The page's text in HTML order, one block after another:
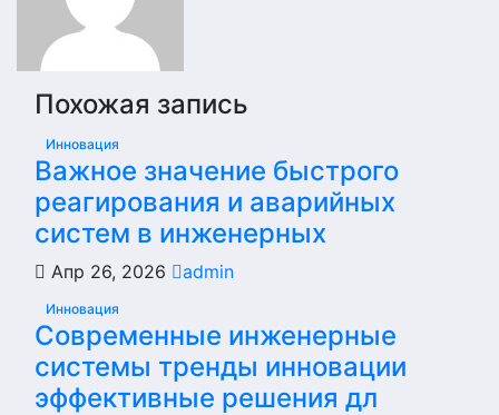
Похожая запись
Инновация
Важное значение быстрого
реагирования и аварийных
систем в инженерных
Апр 26, 2026 admin
Инновация
Современные инженерные
системы тренды инновации
эффективные решения дл